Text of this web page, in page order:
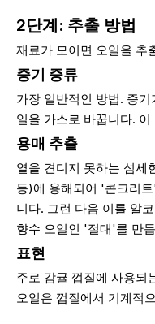
2단계: 추출 방법
재료가 모이면 오일을 추
증기 증류
가장 일반적인 방법. 증
일을 가스로 바꿉니다.
용매 추출
열을 견디지 못하는 섬세
등)에 용해되어 '콘크리
니다. 그런 다음 이를 알
향수 오일인 '절대'를 만
표현
주로 감귤 껍질에 사용되
오일은 껍질에서 기계적